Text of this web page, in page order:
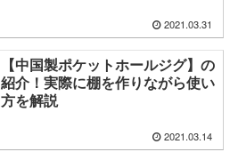
2021.03.31
【中国製ポケットホールジグ】の
紹介！実際に棚を作りながら使い
方を解説
2021.03.14